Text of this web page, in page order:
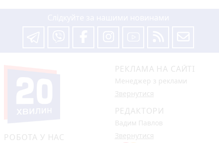
РОБОТА У НАС
РЕКЛАМА НА САЙТІ
Менеджер з реклами
Звернутися
РЕДАКТОРИ
Вадим Павлов
Звернутися